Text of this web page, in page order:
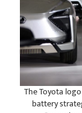
The Toyota
battery